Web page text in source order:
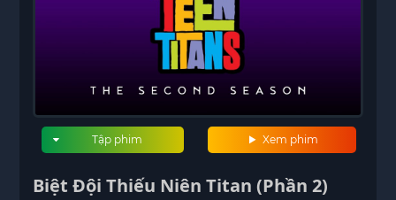
Xem phim
Tập phim
Biệt Đội Thiếu Niên Titan (Phần 2)